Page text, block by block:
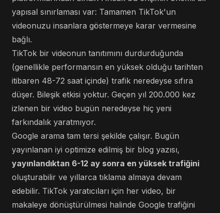
yapısal sınırlaması var: Tamamen TikTok'un
videonuzu insanlara göstermeye karar vermesine
bağlı.
TikTok bir videonun tanıtımını durdurduğunda
(genellikle performansın en yüksek olduğu tarihten
itibaren 48-72 saat içinde) trafik neredeyse sıfıra
düşer. Bileşik etkisi yoktur. Geçen yıl 200.000 kez
izlenen bir video bugün neredeyse hiç yeni
farkındalık yaratmıyor.
Google arama tam tersi şekilde çalışır. Bugün
yayınlanan iyi optimize edilmiş bir blog yazısı,
yayınlandıktan 6-12 ay sonra en yüksek trafiğini
oluşturabilir ve yıllarca tıklama almaya devam
edebilir. TikTok yaratıcıları için her video, bir
makaleye dönüştürülmesi halinde Google trafiğini